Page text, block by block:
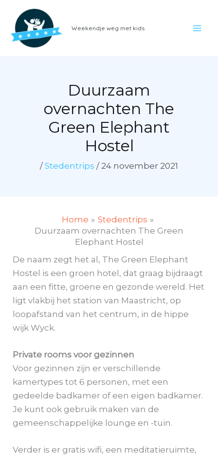
naar
de
inhoud
Weekendje weg met kids
Duurzaam
overnachten The
Green Elephant
Hostel
/ Stedentrips / 24 november 2021
Home
Stedentrips
Duurzaam overnachten The Green
Elephant Hostel
De naam zegt het al, The Green Elephant
Hostel is een groen hotel, dat graag bijdraagt
aan een fitte, groene en gezonde wereld. Het
ligt vlakbij het station van Maastricht, op
loopafstand van het centrum, in de hippe
wijk Wyck.
Private rooms voor gezinnen
Voor gezinnen zijn er verschillende
kamertypes tot 6 personen, met een
gedeelde badkamer of een eigen badkamer.
Je kunt ook gebruik maken van de
gemeenschappelijke lounge en -tuin.
Verder is er gratis wifi, een meditatieruimte,